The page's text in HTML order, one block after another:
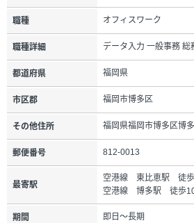
職種 オフィスワーク
職種詳細 データ入力 一般事務 総
都道府県 福岡県
市区郡 福岡市博多区
その他住所 福岡県福岡市博多区博
郵便番号 812-0013
最寄駅
空港線 東比恵駅 徒
空港線 博多駅 徒歩
期間 即日～長期